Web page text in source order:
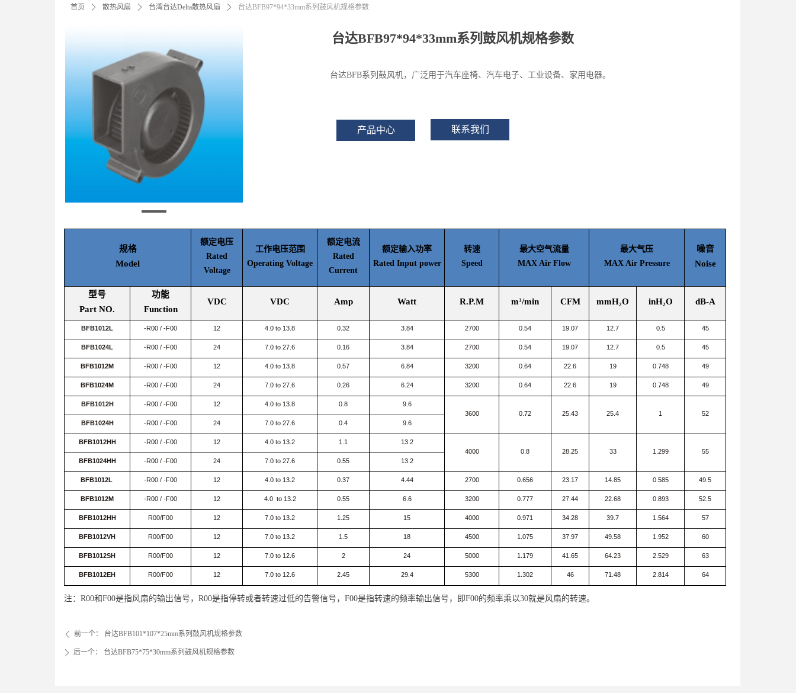
首页 ꄲ 散热风扇 ꄲ 台湾台达Delta散热风扇 ꄲ 台达BFB97*94*33mm系列鼓风机规格参数
台达BFB97*94*33mm系列鼓风机规格参数
台达BFB系列鼓风机，广泛用于汽车座椅、汽车电子、工业设备、家用电器。
联系我们
产品中心
ꄴ 前一个： 台达BFB101*107*25mm系列鼓风机规格参数
ꄲ 后一个： 台达BFB75*75*30mm系列鼓风机规格参数
规格
Model
额定电压
Rated
Voltage
工作电压范围
Operating Voltage
额定电流
Rated
Current
额定输入功率
Rated Input power
转速
Speed
最大空气流量
MAX Air Flow
最大气压
MAX Air Pressure
噪音
Noise
型号
Part NO.
功能
Function
VDC VDC Amp Watt R.P.M m³/min CFM mmH₂O inH₂O dB-A
BFB1012L -R00 / -F00 12 4.0 to 13.8 0.32 3.84 2700 0.54 19.07 12.7 0.5 45
BFB1024L -R00 / -F00 24 7.0 to 27.6 0.16 3.84 2700 0.54 19.07 12.7 0.5 45
BFB1012M -R00 / -F00 12 4.0 to 13.8 0.57 6.84 3200 0.64 22.6 19 0.748 49
BFB1024M -R00 / -F00 24 7.0 to 27.6 0.26 6.24 3200 0.64 22.6 19 0.748 49
BFB1012H -R00 / -F00 12 4.0 to 13.8 0.8
9.6
3600
0.72 25.43 25.4 1
52
BFB1024H
-R00 / -F00 24 7.0 to 27.6 0.4 9.6
BFB1012HH -R00 / -F00 12 4.0 to 13.2 1.1
13.2
4000
0.8 28.25 33 1.299
55
BFB1024HH
-R00 / -F00 24 7.0 to 27.6 0.55 13.2
BFB1012L -R00 / -F00 12 4.0 to 13.2 0.37 4.44 2700 0.656 23.17 14.85 0.585 49.5
BFB1012M -R00 / -F00 12 4.0 to 13.2 0.55 6.6 3200 0.777 27.44 22.68 0.893 52.5
BFB1012HH R00/F00 12 7.0 to 13.2 1.25 15 4000 0.971 34.28 39.7 1.564 57
BFB1012VH R00/F00 12 7.0 to 13.2 1.5 18 4500 1.075 37.97 49.58 1.952 60
BFB1012SH R00/F00 12 7.0 to 12.6 2 24 5000 1.179 41.65 64.23 2.529 63
BFB1012EH R00/F00 12 7.0 to 12.6 2.45 29.4 5300 1.302 46 71.48 2.814 64
注：R00和F00是指风扇的输出信号，R00是指停转或者转速过低的告警信号，F00是指转速的频率输出信号，即F00的频率乘以30就是风扇的转速。